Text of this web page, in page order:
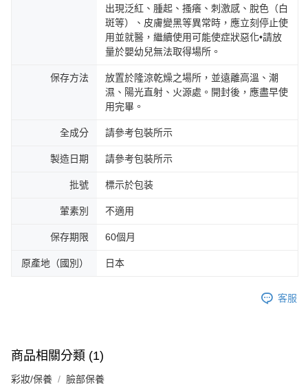
出現泛紅、腫起、搔癢、刺激感、脫色（白
斑等）、皮膚變黑等異常時，應立刻停止使
用並就醫，繼續使用可能使症狀惡化•請放
量於嬰幼兒無法取得場所。
保存方法
放置於隆涼乾燥之場所，並遠離高溫、潮
濕、陽光直射、火源處。開封後，應盡早使
用完畢。
全成分 請參考包裝所示
製造日期 請參考包裝所示
批號 標示於包装
葷素別 不適用
保存期限 60個月
原產地（國別） 日本
客服
商品相關分類 (1)
彩妝/保養 臉部保養